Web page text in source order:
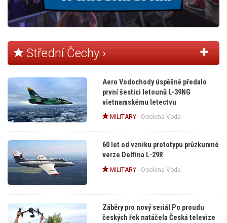
Střední Čechy ›
Aero Vodochody úspěšně předalo
první šestici letounů L-39NG
vietnamskému letectvu
MILITARY- Odolena Voda
60 let od vzniku prototypu průzkumné
verze Delfína L-29R
MILITARY- Odolena Voda
Záběry pro nový seriál Po proudu
českých řek natáčela Česká televize